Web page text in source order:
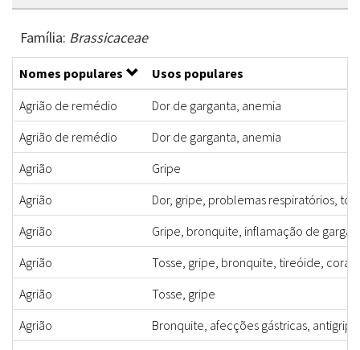
Família: Brassicaceae
Nomes populares
Usos populares
Agrião de remédio
Dor de garganta, anemia
Agrião de remédio
Dor de garganta, anemia
Agrião
Gripe
Agrião
Dor, gripe, problemas respiratórios,
Agrião
Gripe, bronquite, inflamação de
Agrião
Tosse, gripe, bronquite, tireóide,
Agrião
Tosse, gripe
Agrião
Bronquite, afecções gástricas,